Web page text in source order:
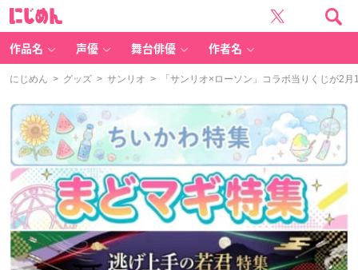
作品名 声優 舞台俳優 作者名
にじめん > グッズ > サンリオ > 「サンリオ×ローソン」コラボ当りくじが2